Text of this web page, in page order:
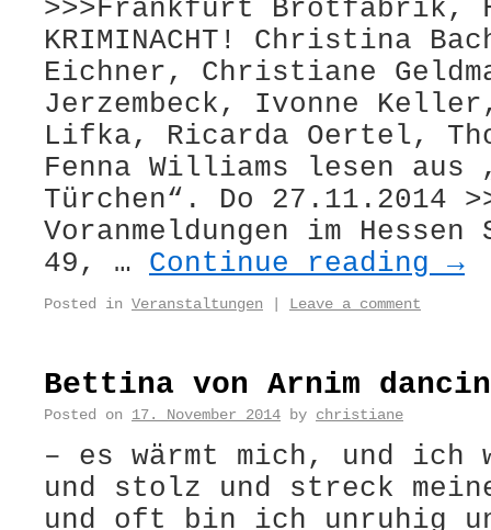
>>>Frankfurt Brotfabrik,
KRIMINACHT! Christina
Eichner, Christiane
Jerzembeck, Ivonne
Lifka, Ricarda Oertel,
Fenna Williams lesen aus
Türchen“. Do 27.11.2014
Voranmeldungen im Hessen
49, … Continue reading →
Posted in Veranstaltungen Leave a comment
Bettina von Arnim
Posted on 17. November 2014 by christiane
– es wärmt mich, und ich
und stolz und streck
und oft bin ich unruhig